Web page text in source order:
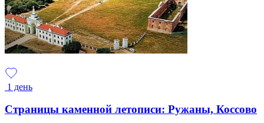
1 день
Страницы каменной летописи: Ружаны, Коссово